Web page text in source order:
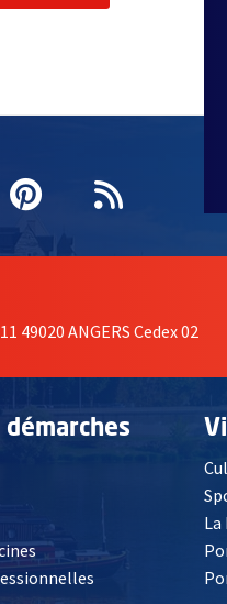
fenêtre
nouvelle
une
Pinterest
, Ouvre une
Flux RSS
49020 ANGERS Cedex 02
une nouvelle fenêtre
La